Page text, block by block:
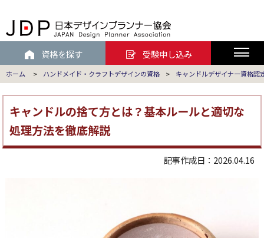
資格を探す 受験申し込み
ホーム > ハンドメイド・クラフトデザインの資格 > キャンドルデザイナー資格認
キャンドルの捨て方とは？基本ルールと適切な
処理方法を徹底解説
記事作成日：2026.04.16